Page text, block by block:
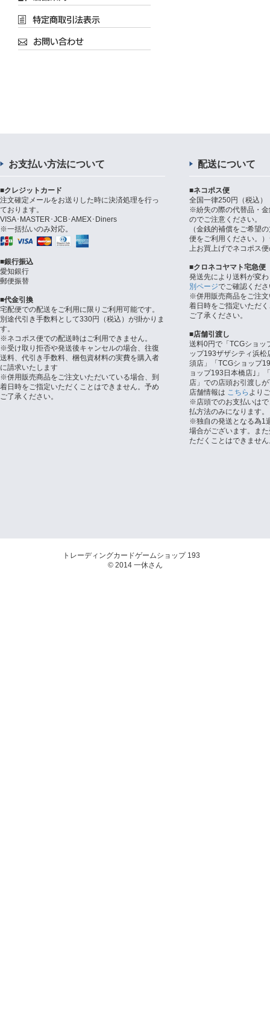
お支払い方法について
■クレジットカード
注文確定メールをお送りした時に決済処理を行っ
ております。
VISA･MASTER･JCB･AMEX･Diners
※一括払いのみ対応。
■銀行振込
愛知銀行
郵便振替
■代金引換
宅配便での配送をご利用に限りご利用可能です。
別途代引き手数料として330円（税込）が掛かりま
す。
※ネコポス便での配送時はご利用できません。
※受け取り拒否や発送後キャンセルの場合、往復
送料、代引き手数料、梱包資材料の実費を購入者
に請求いたします
※併用販売商品をご注文いただいている場合、到
着日時をご指定いただくことはできません。予め
ご了承ください。
配送について
■ネコポス便
全国一律250円（税込）
※紛失の際の代替品・
のでご注意ください。
（金銭的補償をご希望
便をご利用ください。
上お買上げでネコポス
■クロネコヤマト宅急便
発送先により送料が変
別ページでご確認くだ
※併用販売商品をご注
着日時をご指定いただ
ご了承ください。
■店舗引渡し
送料0円で「TCGショッ
ップ193ザザシティ浜
須店」「TCGショップ
ョップ193日本橋店｣」
店」での店頭お引渡し
店舗情報は こちら より
※店頭でのお支払いは
払方法のみになります。
※独自の発送となる為1
場合がございます。ま
ただくことはできませ
トレーディングカードゲームショップ 193
© 2014 一休さん